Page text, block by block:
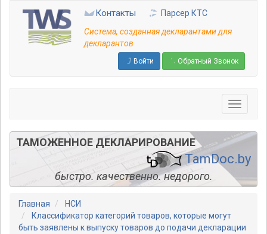
основному
содержанию
Контакты
Парсер КТС
Система, созданная декларантами для
декларантов
Войти Обратный Звонок
ТАМОЖЕННОЕ ДЕКЛАРИРОВАНИЕ
TamDoc.by
быстро. качественно. недорого.
Главная
НСИ
Классификатор категорий товаров, которые могут
быть заявлены к выпуску товаров до подачи декларации